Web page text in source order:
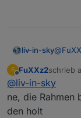
const
const
let
let
let
let
liv-in-sky@
nimm
F
Offline
FuXXz2schrieb
zuletzt
@liv-in-sky
ne, die Rahmen
den holt